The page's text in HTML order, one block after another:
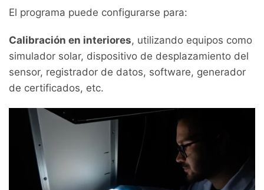
El programa puede configurarse para:
Calibración en interiores, utilizando equipos como
simulador solar, dispositivo de desplazamiento del
sensor, registrador de datos, software, generador
de certificados, etc.